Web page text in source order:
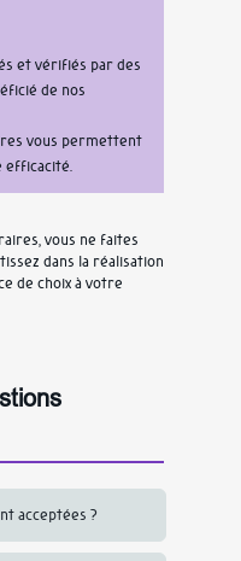
et vérifiés par des
de nos
vous permettent
efficacité
vous ne faites
dans la réalisation
de choix à votre
acceptées ?